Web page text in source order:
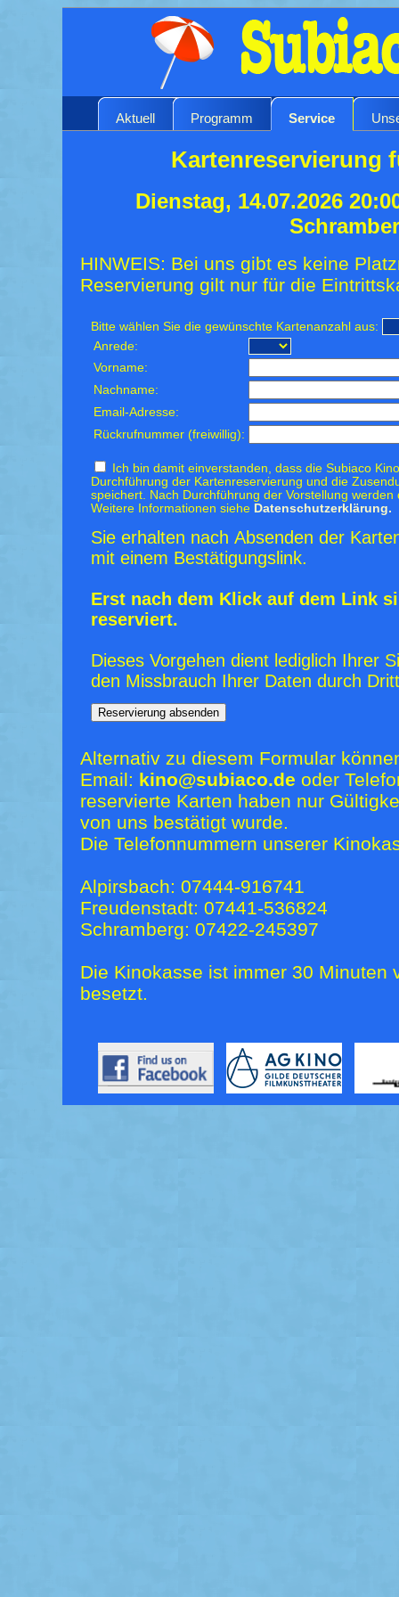
Aktuell Programm Service
Kartenreservierung
Dienstag, 14.07.2026
HINWEIS: Bei uns gibt es keine
Reservierung gilt nur für die
Bitte wählen Sie die gewünschte Kartenanzahl aus:
Anrede:
Vorname:
Nachname:
Email-Adresse:
Rückrufnummer (freiwillig):
Ich bin damit einverstanden, dass die Subiaco
Durchführung der Kartenreservierung und die
speichert. Nach Durchführung der Vorstellung
Weitere Informationen siehe Datenschutzerklärung.
Sie erhalten nach Absenden der
mit einem Bestätigungslink.
Erst nach dem Klick auf dem Link
reserviert.
Dieses Vorgehen dient lediglich Ihrer
den Missbrauch Ihrer Daten durch
Alternativ zu diesem Formular
Email: kino@subiaco.de oder
reservierte Karten haben nur
von uns bestätigt wurde.
Die Telefonnummern unserer
Alpirsbach: 07444-916741
Freudenstadt: 07441-536824
Schramberg: 07422-245397
Die Kinokasse ist immer 30 Minuten
besetzt.